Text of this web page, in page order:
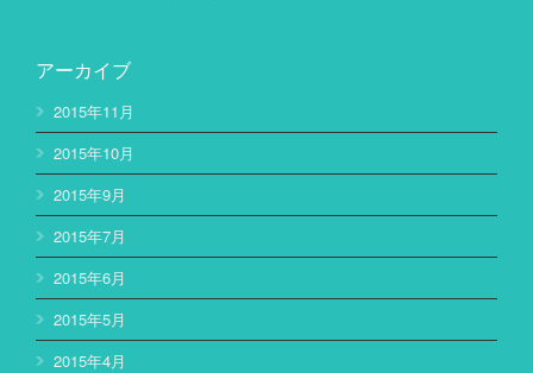
アーカイブ
2015年11月
2015年10月
2015年9月
2015年7月
2015年6月
2015年5月
2015年4月